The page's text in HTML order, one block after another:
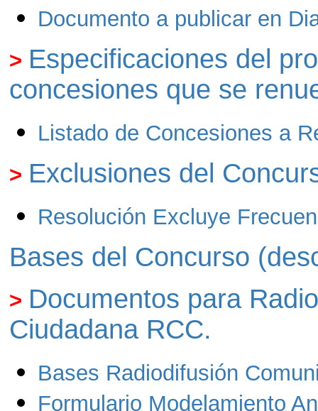
Documento a publicar en
> Especificaciones del
concesiones que se
Listado de Concesiones a
> Exclusiones del
Resolución Excluye
Bases del Concurso
> Documentos para
Ciudadana RCC.
Bases Radiodifusión
Formulario Modelamiento